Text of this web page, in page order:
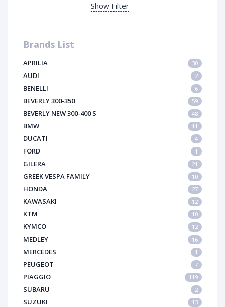
Show Filter
Brands List
APRILIA 30
AUDI 2
BENELLI 6
BEVERLY 300-350 59
BEVERLY NEW 300-400 S 48
BMW 11
DUCATI 4
FORD 1
GILERA 21
GREEK VESPA FAMILY 10
HONDA 27
KAWASAKI 12
KTM 10
KYMCO 12
MEDLEY 16
MERCEDES 1
PEUGEOT 7
PIAGGIO 119
SUBARU 2
SUZUKI 13